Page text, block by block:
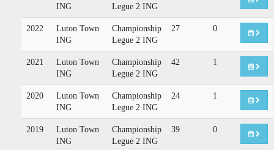
ING
Legue 2 ING
2022
Luton Town
ING
Championship
Legue 2 ING
27 0
2021
Luton Town
ING
Championship
Legue 2 ING
42 1
2020
Luton Town
ING
Championship
Legue 2 ING
24 1
2019
Luton Town
ING
Championship
Legue 2 ING
39 0